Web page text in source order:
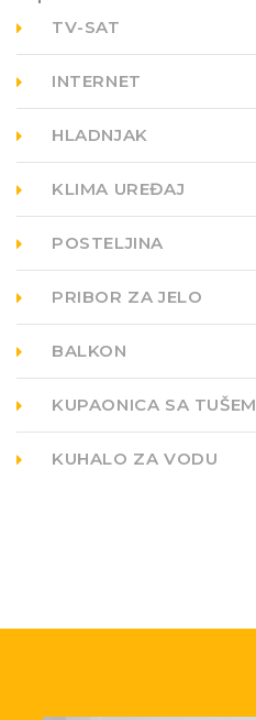
TV-SAT
INTERNET
HLADNJAK
KLIMA UREĐAJ
POSTELJINA
PRIBOR ZA JELO
BALKON
KUPAONICA SA TUŠEM
KUHALO ZA VODU